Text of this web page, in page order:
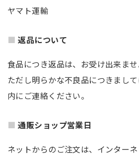
ヤマト運輸
返品について
食品につき返品は、お受け出来ませ
ただし明らかな不良品につきまし
内にご連絡ください。
通販ショップ営業日
ネットからのご注文は、インター